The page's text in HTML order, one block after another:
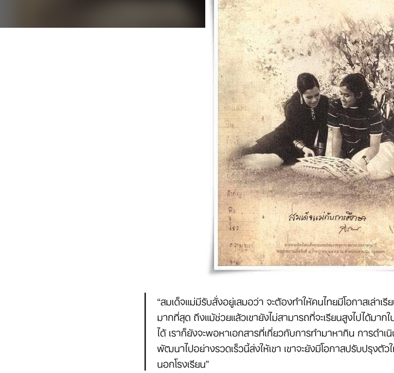
“สมเด็จแม่มีรับสั่งอยู่เสมอว่า จะต้องทำให้คนไทยมีโอกาสเล่าเรี
มากที่สุด ถึงแม้ช่วยแล้วเขายังไม่สามารถที่จะเรียนสูงไปได้มาก
ได้ เราก็ยังจะพอหาเอกสารที่เกี่ยวกับการทำมาหากิน การดำ
พัฒนาไปอย่างรวดเร็วนี้ส่งให้เขา เขาจะยังมีโอกาสปรับปรุงตั
นอกโรงเรียน”